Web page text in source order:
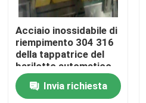
Casa
Chi siamo
Contatti
Acciaio inossidabile di
riempimento 304 316
della tappatrice del
barilotto automatico
dell'olio da tavola
Invia richiesta